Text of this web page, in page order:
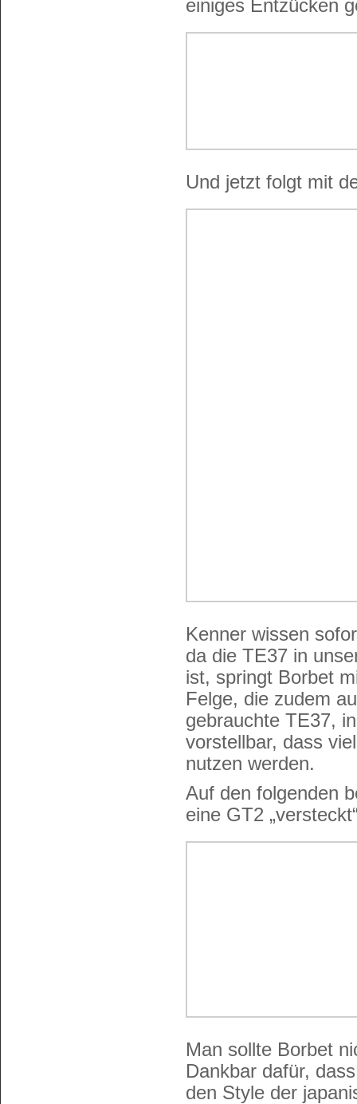
einiges Entzücken
Und jetzt folgt mit
Kenner wissen
da die TE37 in
ist, springt Borbet
Felge, die zudem
gebrauchte TE37,
vorstellbar, dass
nutzen werden.
Auf den folgenden
eine GT2
Man sollte Borbet
Dankbar dafür,
den Style der